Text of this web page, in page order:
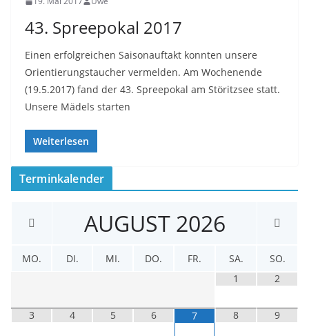
43. Spreepokal 2017
Einen erfolgreichen Saisonauftakt konnten unsere
Orientierungstaucher vermelden. Am Wochenende
(19.5.2017) fand der 43. Spreepokal am Störitzsee statt.
Unsere Mädels starten
Weiterlesen
Terminkalender
AUGUST 2026
MO. DI. MI. DO. FR. SA.
SO.
1
2
3 4 5 6 7 8 9